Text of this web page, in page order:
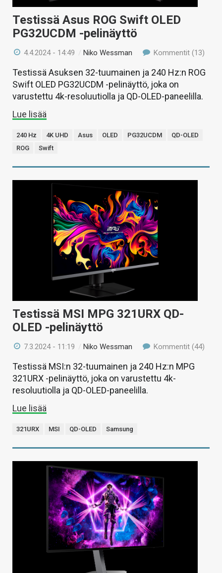
Testissä Asus ROG Swift OLED
PG32UCDM -pelinäyttö
4.4.2024 - 14:49 /Niko Wessman Kommentit (13)
Testissä Asuksen 32-tuumainen ja 240 Hz:n ROG
Swift OLED PG32UCDM -pelinäyttö, joka on
varustettu 4k-resoluutiolla ja QD-OLED-paneelilla.
Lue lisää
240 Hz 4K UHD Asus OLED PG32UCDM
QD-OLED
ROG
Swift
Testissä MSI MPG 321URX QD-
OLED -pelinäyttö
7.3.2024 - 11:19 /Niko Wessman Kommentit (44)
Testissä MSI:n 32-tuumainen ja 240 Hz:n MPG
321URX -pelinäyttö, joka on varustettu 4k-
resoluutiolla ja QD-OLED-paneelilla.
Lue lisää
321URX MSI QD-OLED Samsung